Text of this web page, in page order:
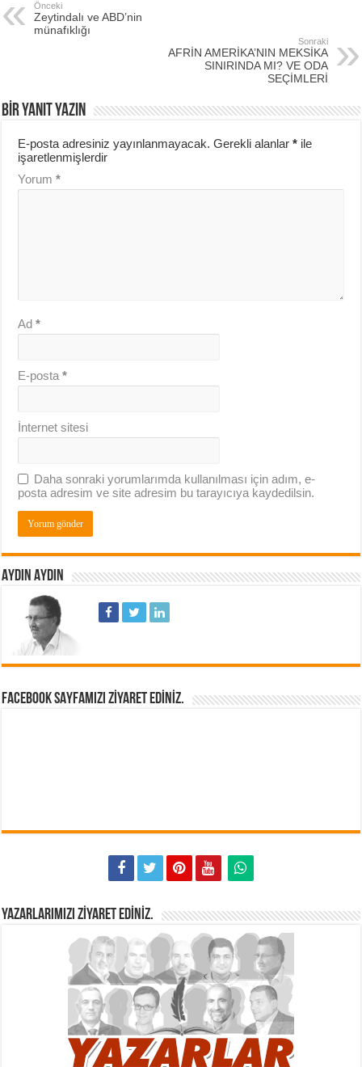
Önceki
Zeytindalı ve ABD’nin
münafıklığı
Sonraki
AFRİN AMERİKA’NIN MEKSİKA
SINIRINDA MI? VE ODA
SEÇİMLERİ
BIR YANIT YAZIN
E-posta adresiniz yayınlanmayacak. Gerekli alanlar* ile
işaretlenmişlerdir
Yorum*
Ad*
E-posta*
İnternet sitesi
Daha sonraki yorumlarımda kullanılması için adım, e-
posta adresim ve site adresim bu tarayıcıya kaydedilsin.
AYDIN AYDIN
FACEBOOK SAYFAMIZI ZIYARET EDINIZ.
YAZARLARIMIZI ZIYARET EDINIZ.